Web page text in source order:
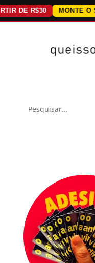
R$30 MONTE O SEU